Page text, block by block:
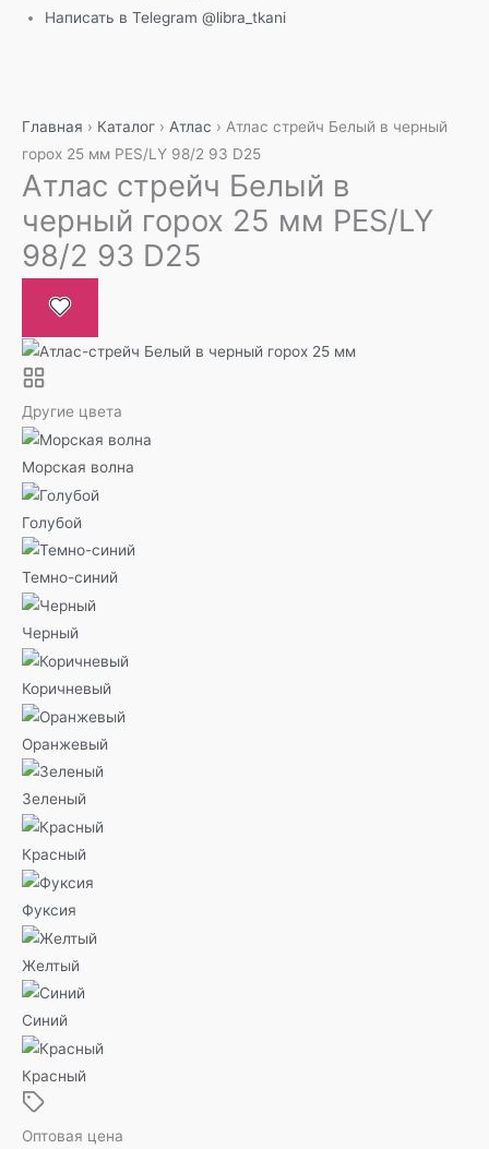
Написать в Telegram @libra_tkani
содержимому
Главная › Каталог › Атлас › Атлас стрейч Белый в черный
горох 25 мм PES/LY 98/2 93 D25
Атлас стрейч Белый в
черный горох 25 мм PES/LY
98/2 93 D25
Другие цвета
Морская волна
Голубой
Темно-синий
Черный
Коричневый
Оранжевый
Зеленый
Красный
Фуксия
Желтый
Синий
Красный
Оптовая цена